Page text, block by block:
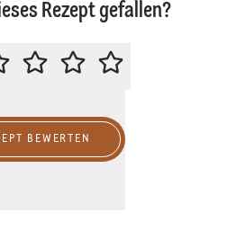
Rezept gefallen?
BITTE BEWERTE DIESES REZEPT
BEWERTEN